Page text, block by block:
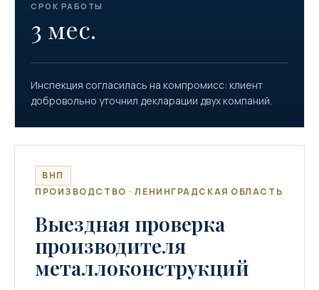
СРОК РАБОТЫ
3 мес.
Инспекция согласилась на компромисс: клиент
добровольно уточнил декларации двух компаний.
ВНП
ПРОИЗВОДСТВО · ЛЕНИНГРАДСКАЯ ОБЛАСТЬ
Выездная проверка
производителя
металлоконструкций